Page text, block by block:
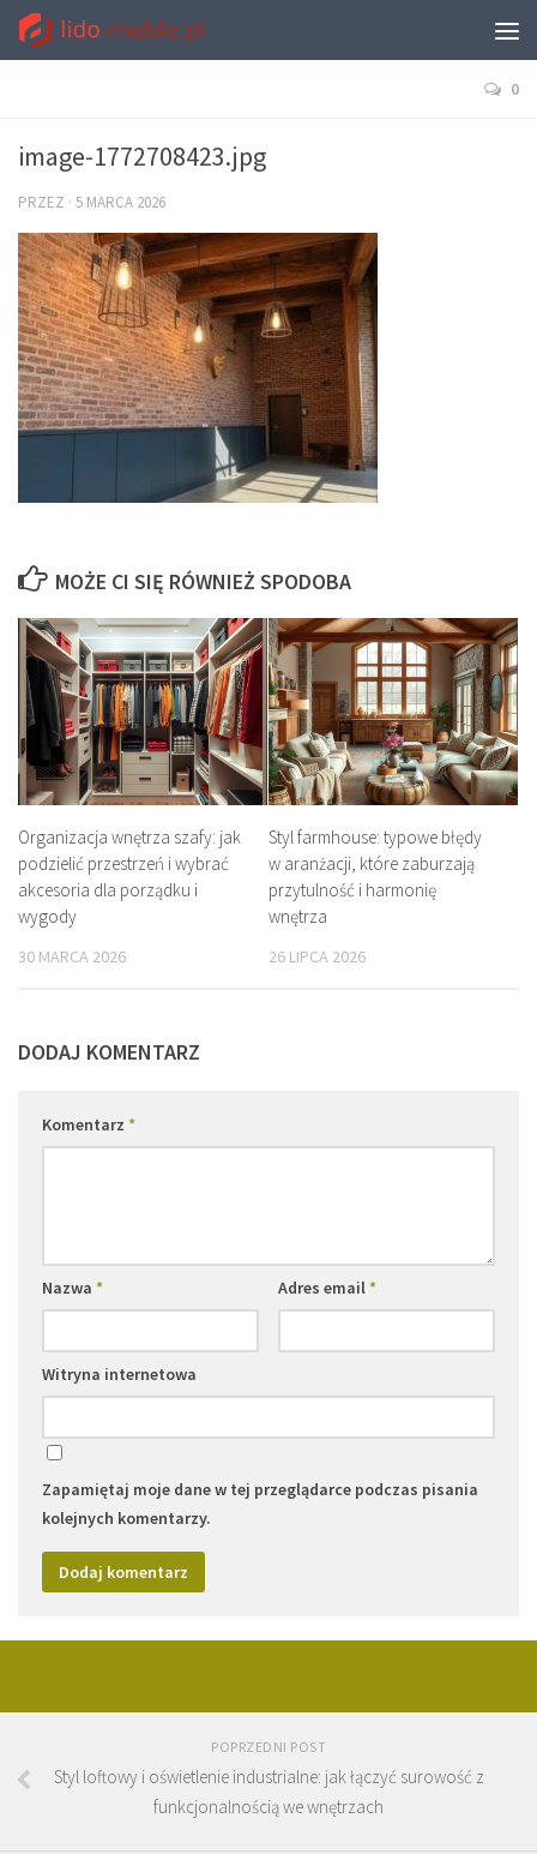
0
image-1772708423.jpg
PRZEZ · 5 MARCA 2026
MOŻE CI SIĘ RÓWNIEŻ SPODOBA
Organizacja wnętrza szafy: jak
podzielić przestrzeń i wybrać
akcesoria dla porządku i
wygody
30 MARCA 2026
Styl farmhouse: typowe błędy
w aranżacji, które zaburzają
przytulność i harmonię
wnętrza
26 LIPCA 2026
DODAJ KOMENTARZ
Komentarz *
Nazwa * Adres email*
Witryna internetowa
Zapamiętaj moje dane w tej przeglądarce podczas pisania
kolejnych komentarzy.
POPRZEDNI POST
Styl loftowy i oświetlenie industrialne: jak łączyć surowość z
funkcjonalnością we wnętrzach